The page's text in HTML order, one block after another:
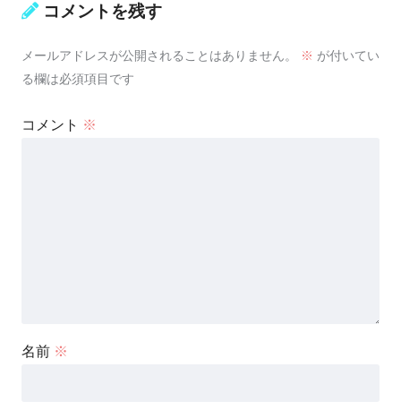
コメントを残す
メールアドレスが公開されることはありません。 ※ が付いてい
る欄は必須項目です
コメント ※
名前 ※